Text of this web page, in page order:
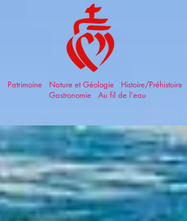
Patrimoine Nature et Géologie Histoire/Préhistoire
Gastronomie Au fil de l'eau